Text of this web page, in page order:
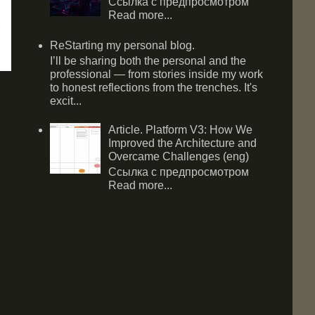
Read more...
ReStarting my personal blog.
I’ll be sharing both the personal and the
professional — from stories inside my work
to honest reflections from the trenches. It's
excit...
Article. Platform V3: How We
Improved the Architecture and
Overcame Challenges (eng)
Ссылка с предпросмотром
Read more...